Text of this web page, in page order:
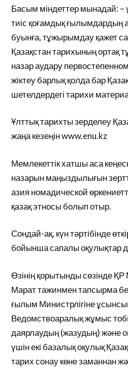
Басым міндеттер мынадай:
тиіс қоғамдық ғылымдардың
буынға, тұжырымдау қажет
Қазақстан тарихының
назар аудару
жіктеу барлық қолда бар
шетелдердегі тарихи
Ұлттық тарихты зерделеу
жаңа кезеңін www.enu.kz
Мемлекеттік хатшы аса
назарын маңыздылығын
азия номадической
қазақ этносы болып отыр.
Сондай-ақ, күн тәртібінде
бойынша сапалы оқулықтар
Өзінің қорытынды сөзінде
Марат тажинмен тапсырма
ғылым Министрлігіне
Ведомствоаралық жұмыс
даярлаудың (жазудың) және
үшін екі базалық оқулық
тарих сонау көне заманнан